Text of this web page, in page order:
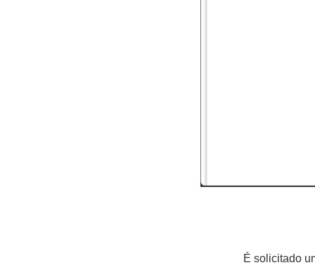
É solicitado